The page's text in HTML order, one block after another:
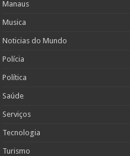
Manaus
Musica
Noticias do Mundo
Polícia
Política
Saúde
Serviços
Tecnologia
Turismo